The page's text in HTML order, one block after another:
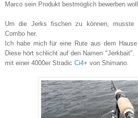
Marco sein Produkt bestmöglich bewerben
Um die Jerks fischen zu können, musste
Combo her.
Ich habe mich für eine Rute aus dem
Diese hört schlicht auf den Namen
mit einer 4000er Stradic Ci4+ von Shimano.